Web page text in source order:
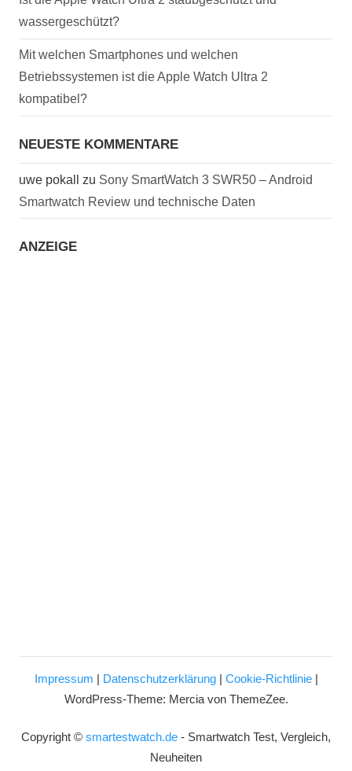
wassergeschützt?
Mit welchen Smartphones und welchen
Betriebssystemen ist die Apple Watch Ultra 2
kompatibel?
NEUESTE KOMMENTARE
uwe pokall zu Sony SmartWatch 3 SWR50 – Android
Smartwatch Review und technische Daten
ANZEIGE
Impressum | Datenschutzerklärung| Cookie-Richtlinie|
WordPress-Theme: Mercia von ThemeZee.
Copyright © smartestwatch.de - Smartwatch Test, Vergleich,
Neuheiten